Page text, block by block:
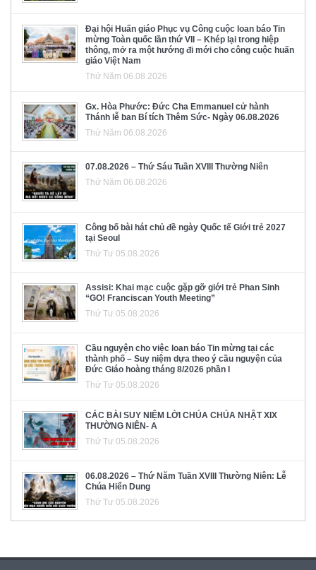
Đại hội Huấn giáo Phục vụ Công cuộc loan báo Tin
mừng Toàn quốc lần thứ VII – Khép lại trong hiệp
thông, mở ra một hướng đi mới cho công cuộc huấn
giáo Việt Nam
Thứ Năm 06.08.2026
Gx. Hòa Phước: Đức Cha Emmanuel cử hành
Thánh lễ ban Bí tích Thêm Sức- Ngày 06.08.2026
Thứ Năm 06.08.2026
07.08.2026 – Thứ Sáu Tuần XVIII Thường Niên
Thứ Năm 06.08.2026
Công bố bài hát chủ đề ngày Quốc tế Giới trẻ 2027
tại Seoul
Thứ Tư 05.08.2026
Assisi: Khai mạc cuộc gặp gỡ giới trẻ Phan Sinh
“GO! Franciscan Youth Meeting”
Thứ Tư 05.08.2026
Cầu nguyện cho việc loan báo Tin mừng tại các
thành phố – Suy niệm dựa theo ý cầu nguyện của
Đức Giáo hoàng tháng 8/2026 phần I
Thứ Tư 05.08.2026
CÁC BÀI SUY NIỆM LỜI CHÚA CHÚA NHẬT XIX
THƯỜNG NIÊN- A
Thứ Tư 05.08.2026
06.08.2026 – Thứ Năm Tuần XVIII Thường Niên: Lễ
Chúa Hiển Dung
Thứ Tư 05.08.2026